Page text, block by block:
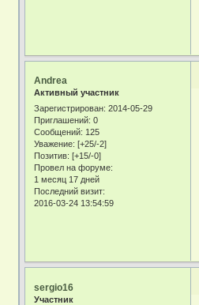
Andrea
Активный участник
Зарегистрирован: 2014-05-29
Приглашений: 0
Сообщений: 125
Уважение: [+25/-2]
Позитив: [+15/-0]
Провел на форуме:
1 месяц 17 дней
Последний визит:
2016-03-24 13:54:59
sergio16
Участник